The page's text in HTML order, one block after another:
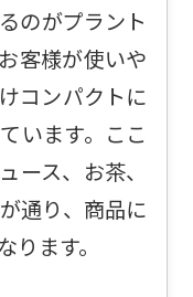
のがプラント
客様が使いや
コンパクトに
います。ここ
ース、お茶、
通り、商品に
ます。